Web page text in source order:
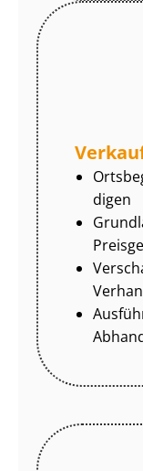
di­gen